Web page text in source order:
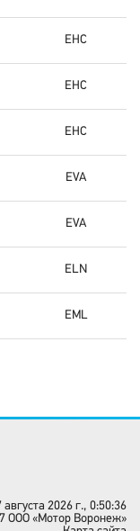
EHC
EHC
EHC
EVA
EVA
ELN
EML
2026 г., 0:50:36
OOO «Мотор Воронеж»